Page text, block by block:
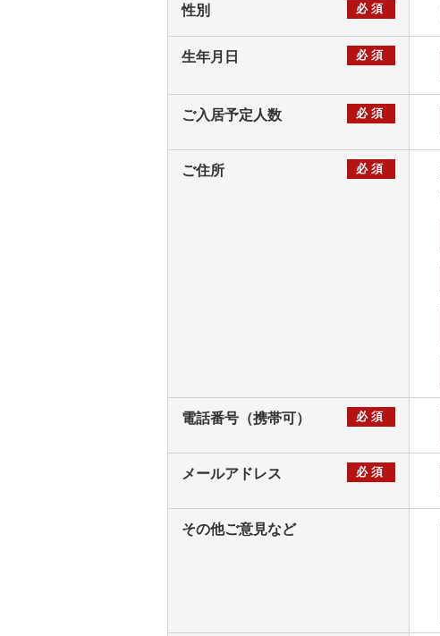
必須
性別
必須
生年月日
必須
ご入居予定人数
必須
ご住所
必須
電話番号（携帯可）
必須
メールアドレス
その他ご意見など